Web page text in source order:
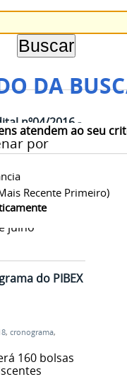
DA
atendem ao seu
por
Recente Primeiro)
nº04/2016 -
extensão
,Edital
será
julho
do PIBEX
, cronograma,
160 bolsas